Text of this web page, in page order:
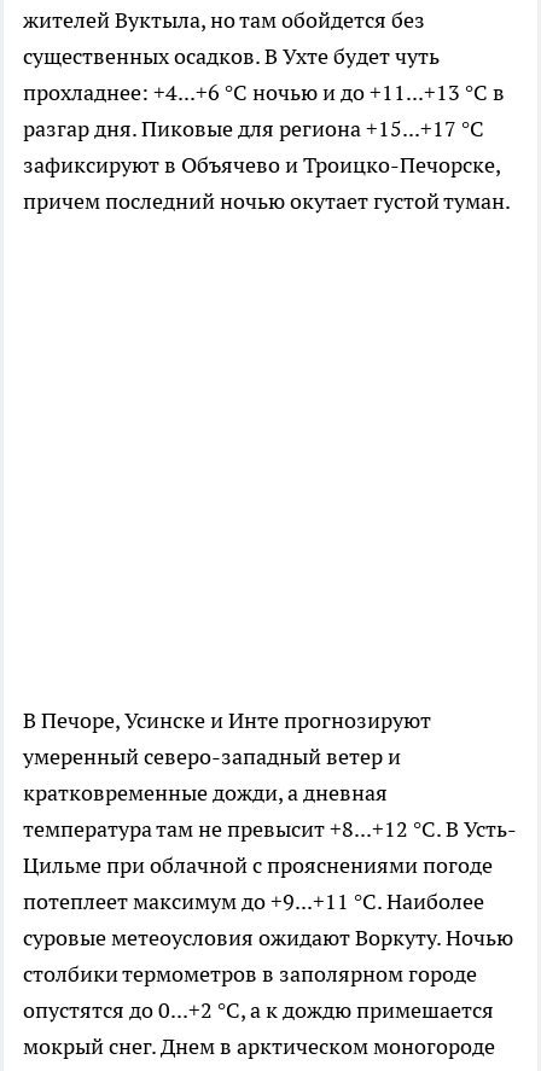
жителей Вуктыла, но там обойдется без
существенных осадков. В Ухте будет чуть
прохладнее: +4...+6 °C ночью и до +11...+13 °C в
разгар дня. Пиковые для региона +15...+17 °C
зафиксируют в Объячево и Троицко-Печорске,
причем последний ночью окутает густой туман.
В Печоре, Усинске и Инте прогнозируют
умеренный северо-западный ветер и
кратковременные дожди, а дневная
температура там не превысит +8...+12 °C. В Усть-
Цильме при облачной с прояснениями погоде
потеплеет максимум до +9...+11 °C. Наиболее
суровые метеоусловия ожидают Воркуту. Ночью
столбики термометров в заполярном городе
опустятся до 0...+2 °C, а к дождю примешается
мокрый снег. Днем в арктическом моногороде